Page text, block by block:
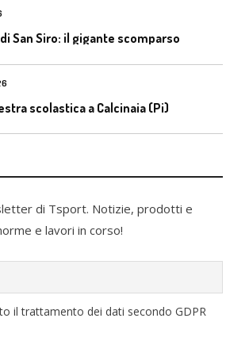
San Siro: il gigante scomparso
scolastica a Calcinaia (Pi)
di Tsport. Notizie, prodotti e
e lavori in corso!
il trattamento dei dati secondo GDPR